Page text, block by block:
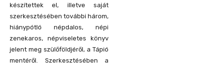
készítettek el, illetve saját
szerkesztésében további három,
hiánypótló népdalos, népi
zenekaros, népviseletes könyv
jelent meg szülőföldjéről, a Tápió
mentéről. Szerkesztésében a